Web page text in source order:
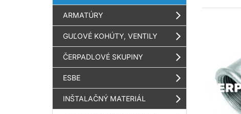
ARMATÚRY
GUĽOVÉ KOHÚTY, VENTILY
ČERPADLOVÉ SKUPINY
ESBE
INŠTALAČNÝ MATERIÁL